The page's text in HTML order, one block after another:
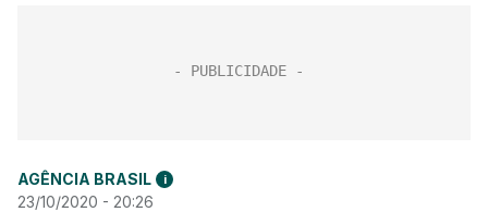
AGÊNCIA BRASIL i
23/10/2020 - 20:26